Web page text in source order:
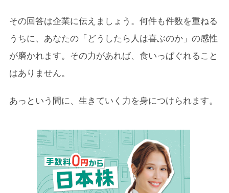
その回答は企業に伝えましょう。何件も件数を重ねる
うちに、あなたの「どうしたら人は喜ぶのか」の感性
が磨かれます。その力があれば、食いっぱぐれること
はありません。
あっという間に、生きていく力を身につけられます。